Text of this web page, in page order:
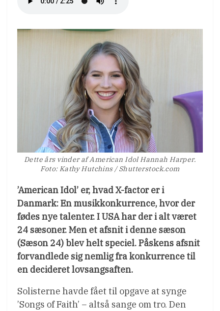
Dette års vinder af American Idol Hannah Harper.
Foto: Kathy Hutchins / Shutterstock.com
’American Idol’ er, hvad X-factor er i
Danmark: En musikkonkurrence, hvor der
fødes nye talenter. I USA har der i alt været
24 sæsoner. Men et afsnit i denne sæson
(Sæson 24) blev helt speciel. Påskens afsnit
forvandlede sig nemlig fra konkurrence til
en decideret lovsangsaften.
Solisterne havde fået til opgave at synge
’Songs of Faith’ – altså sange om tro. Den